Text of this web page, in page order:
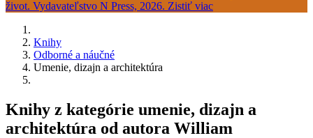
Knihy
Odborné a náučné
Umenie, dizajn a architektúra
Knihy z kategórie umenie, dizajn a
architektúra od autora William